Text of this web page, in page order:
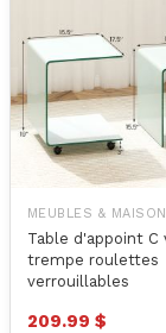
MEUBLES & MAISON
Table d'appoint C
trempe roulettes
verrouillables
209.99 $